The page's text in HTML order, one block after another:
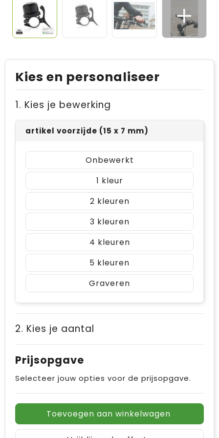
Kies en personaliseer
1. Kies je bewerking
artikel voorzijde (15 x 7 mm)
Onbewerkt
1
2
3
4
5
Graveren
2. Kies je aantal
Prijsopgave
Selecteer jouw opties voor de prijsopgave.
Toevoegen aan winkelwagen